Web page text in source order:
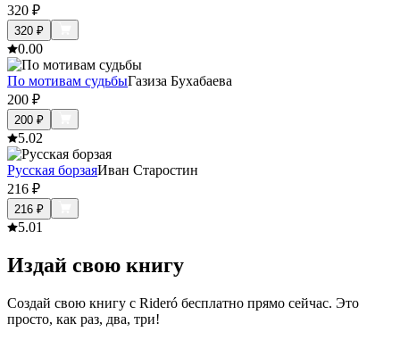
320 ₽
320 ₽
0.00
По мотивам судьбыГазиза Бухабаева
200 ₽
200 ₽
5.02
Русская борзаяИван Старостин
216 ₽
216 ₽
5.01
Издай свою книгу
Создай свою книгу с Rideró бесплатно прямо сейчас. Это
просто, как раз, два, три!